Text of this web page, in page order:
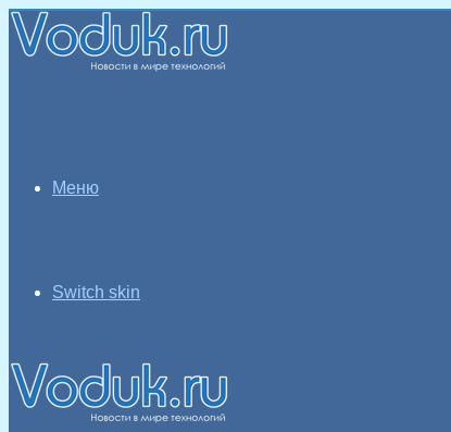
Меню
Switch skin